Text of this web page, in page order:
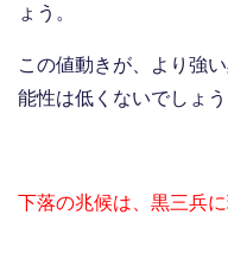
ょう。
この値動きが、より強
能性は低くないでしょう
下落の兆候は、黒三兵